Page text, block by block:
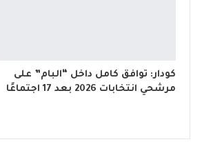
كودار: توافق كامل داخل “البام” على
مرشحي انتخابات 2026 بعد 17 اجتماعًا